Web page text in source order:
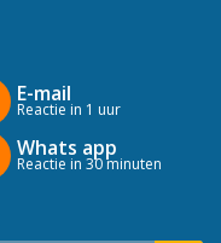
E-mail
Reactie in 1 uur
Whats app
Reactie in 30 minuten